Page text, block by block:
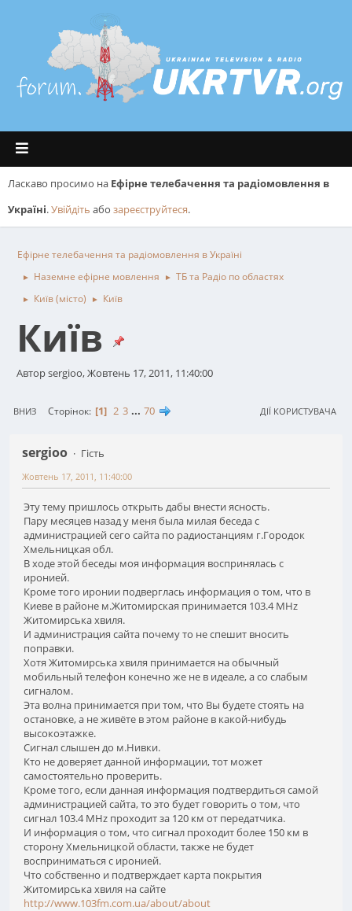
Ласкаво просимо на Ефірне телебачення та радіомовлення в
Україні.Увійдіть або зареєструйтеся.
Ефірне телебачення та радіомовлення в Україні
► Наземне ефірне мовлення ► ТБ та Радіо по областях
► Київ (місто) ► Київ
Київ
Автор sergioo, Жовтень 17, 2011, 11:40:00
ВНИЗ Сторінок 1 2 3 ... 70 ДІЇ КОРИСТУВАЧА
sergioo Гість
Жовтень 17, 2011, 11:40:00
Эту тему пришлось открыть дабы внести ясность.
Пару месяцев назад у меня была милая беседа с
администрацией сего сайта по радиостанциям г.Городок
Хмельницкая обл.
В ходе этой беседы моя информация воспринялась с
иронией.
Кроме того иронии подверглась информация о том, что в
Киеве в районе м.Житомирская принимается 103.4 MHz
Житомирська хвиля.
И администрация сайта почему то не спешит вносить
поправки.
Хотя Житомирська хвиля принимается на обычный
мобильный телефон конечно же не в идеале, а со слабым
сигналом.
Эта волна принимается при том, что Вы будете стоять на
остановке, а не живёте в этом районе в какой-нибудь
высокоэтажке.
Сигнал слышен до м.Нивки.
Кто не доверяет данной информации, тот может
самостоятельно проверить.
Кроме того, если данная информация подтвердиться самой
администрацией сайта, то это будет говорить о том, что
сигнал 103.4 MHz проходит за 120 км от передатчика.
И информация о том, что сигнал проходит более 150 км в
сторону Хмельницкой области, также не будет
восприниматься с иронией.
Что собственно и подтверждает карта покрытия
Житомирська хвиля на сайте
http://www.103fm.com.ua/about/about